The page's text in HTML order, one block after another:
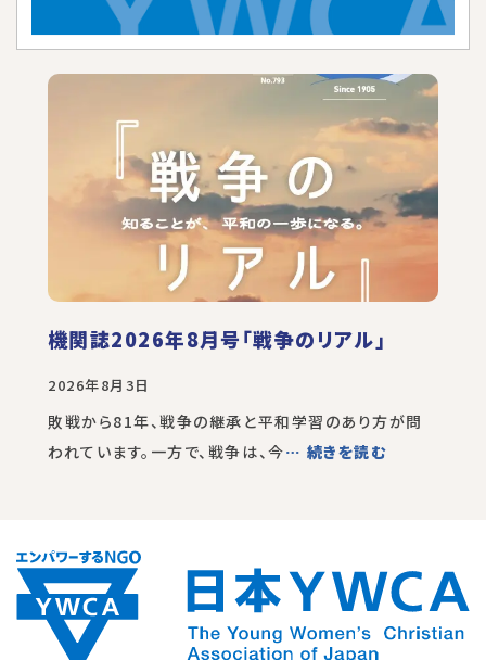
機関誌2026年8月号「戦争のリアル」
2026年8月3日
敗戦から81年、戦争の継承と平和学習のあり方が問
われています。一方で、戦争は、今… 続きを読む